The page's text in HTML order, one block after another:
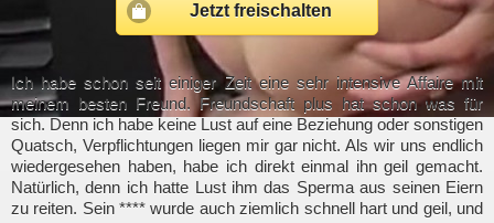
Jetzt freischalten
Ich habe schon seit einiger Zeit eine sehr intensive Affaire mit
meinem besten Freund. Freundschaft plus hat schon was für
sich. Denn ich habe keine Lust auf eine Beziehung oder sonstigen
Quatsch, Verpflichtungen liegen mir gar nicht. Als wir uns endlich
wiedergesehen haben, habe ich direkt einmal ihn geil gemacht.
Natürlich, denn ich hatte Lust ihm das Sperma aus seinen Eiern
zu reiten. Sein **** wurde auch ziemlich schnell hart und geil, und